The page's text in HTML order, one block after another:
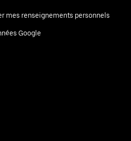
mes renseignements personnels
Google